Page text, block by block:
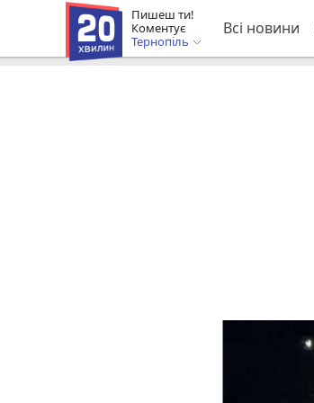
Пишеш ти!
Коментує
Тернопіль
Всі новини